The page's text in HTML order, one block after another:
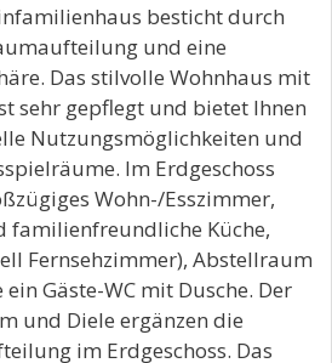
besticht durch
und eine
Das stilvolle Wohnhaus mit
sehr gepflegt und bietet Ihnen
Nutzungsmöglichkeiten und
Im Erdgeschoss
Wohn-/Esszimmer,
familienfreundliche Küche,
Fernsehzimmer), Abstellraum
Gäste-WC mit Dusche. Der
und Diele ergänzen die
im Erdgeschoss. Das